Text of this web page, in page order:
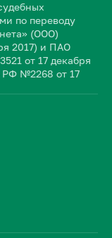
по переводу
(ООО)
2017) и ПАО
от 17 декабря
№2268 от 17